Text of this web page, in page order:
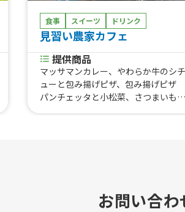
食事 スイーツ ドリンク
見習い農家カフェ
提供商品
マッサマンカレー、やわらか牛のシチ
ューと包み揚げピザ、包み揚げピザ
パンチェッタと小松菜、さつまいもチ
げピザ マルゲリータ、包み揚げピ
お問い合わ